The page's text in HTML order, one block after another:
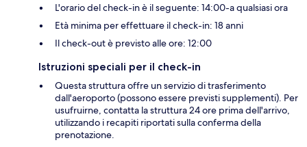
L'orario del check-in è il seguente: 14:00-a qualsiasi ora
Età minima per effettuare il check-in: 18 anni
Il check-out è previsto alle ore: 12:00
Istruzioni speciali per il check-in
Questa struttura offre un servizio di trasferimento
dall'aeroporto (possono essere previsti supplementi). Per
usufruirne, contatta la struttura 24 ore prima dell'arrivo,
utilizzando i recapiti riportati sulla conferma della
prenotazione.